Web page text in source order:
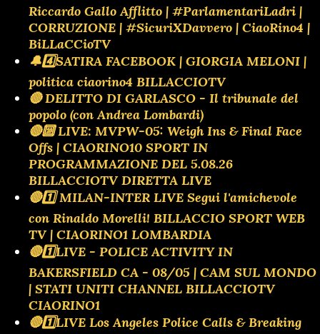
Riccardo Gallo Afflitto | #ParlamentariLadri |
CORRUZIONE | #SicuriXDavvero | CiaoRino4 |
BiLLaCCioTV
🔔4️⃣SATIRA FACEBOOK | GIORGIA MELONI |
politica ciaorino4 BILLACCIOTV
🔴 DELITTO DI GARLASCO - Il tribunale del
popolo (con Andrea Lombardi)
🔴🔟 LIVE: MVPW-05: Weigh Ins & Final Face
Offs | CIAORINO10 SPORT IN
PROGRAMMAZIONE DEL 5.08.26
BILLACCIOTV DIRETTA LIVE
🔴1️⃣ MILAN-INTER LIVE Segui l'amichevole
con Rinaldo Morelli! BILLACCIO SPORT WEB
TV | CIAORINO1 LOMBARDIA
🔴1️⃣LIVE - POLICE ACTIVITY IN
BAKERSFIELD CA - 08/05 | CAM SUL MONDO
| STATI UNITI CHANNEL BILLACCIOTV
CIAORINO1
🔴1️⃣LIVE Los Angeles Police Calls & Breaking